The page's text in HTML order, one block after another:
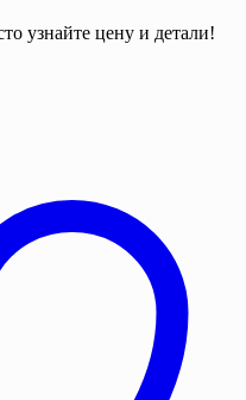
узнайте цену и детали!